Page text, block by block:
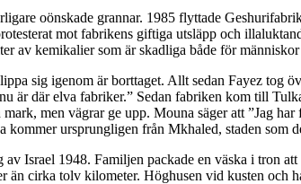
oönskade grannar. 1985 flyttade
mot fabrikens giftiga utsläpp och
av kemikalier som är skadliga både för
sig igenom är borttaget. Allt sedan Fayez tog
är där elva fabriker.” Sedan fabriken kom till
men vägrar ge upp. Mouna säger att ”Jag
ursprungligen från Mkhaled, staden som
Israel 1948. Familjen packade en väska i tron
cirka tolv kilometer. Höghusen vid kusten och